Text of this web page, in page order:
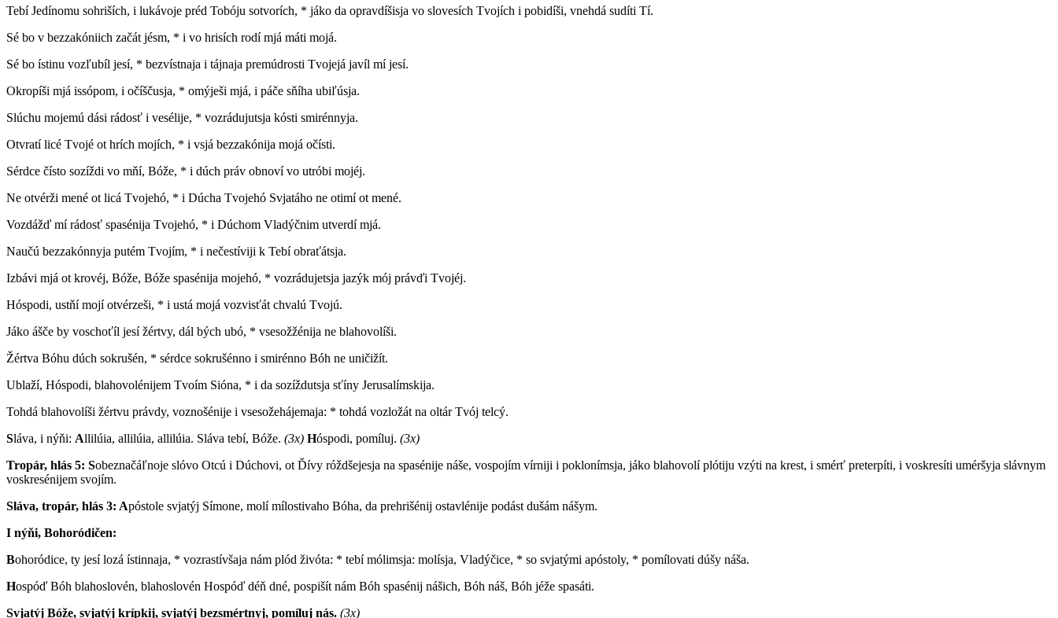
Tebí Jedínomu sohriších, i lukávoje préd Tobóju sotvorích, * jáko da opravdíšisja vo slovesích Tvojích i pobidíši, vnehdá sudíti Tí.
Sé bo v bezzakóniich začát jésm, * i vo hrisích rodí mjá máti mojá.
Sé bo ístinu vozľubíl jesí, * bezvístnaja i tájnaja premúdrosti Tvojejá javíl mí jesí.
Okropíši mjá issópom, i očíščusja, * omýješi mjá, i páče sňíha ubiľúsja.
Slúchu mojemú dási rádosť i vesélije, * vozrádujutsja kósti smirénnyja.
Otvratí licé Tvojé ot hrích mojích, * i vsjá bezzakónija mojá očísti.
Sérdce čísto sozíždi vo mňí, Bóže, * i dúch práv obnoví vo utróbi mojéj.
Ne otvérži mené ot licá Tvojehó, * i Dúcha Tvojehó Svjatáho ne otimí ot mené.
Vozdážď mí rádosť spasénija Tvojehó, * i Dúchom Vladýčnim utverdí mjá.
Naučú bezzakónnyja putém Tvojím, * i nečestíviji k Tebí obraťátsja.
Izbávi mjá ot krovéj, Bóže, Bóže spasénija mojehó, * vozrádujetsja jazýk mój právďi Tvojéj.
Hóspodi, ustňí mojí otvérzeši, * i ustá mojá vozvisťát chvalú Tvojú.
Jáko ášče by voschoťíl jesí žértvy, dál bých ubó, * vsesožžénija ne blahovolíši.
Žértva Bóhu dúch sokrušén, * sérdce sokrušénno i smirénno Bóh ne uničižít.
Ublaží, Hóspodi, blahovolénijem Tvoím Sióna, * i da sozíždutsja sťíny Jerusalímskija.
Tohdá blahovolíši žértvu právdy, voznošénije i vsesožehájemaja: * tohdá vozložát na oltár Tvój telcý.
Sláva, i nýňi: Allilúia, allilúia, allilúia. Sláva tebí, Bóže. (3x) Hóspodi, pomíluj. (3x)
Tropár, hlás 5: Sobeznačáľnoje slóvo Otcú i Dúchovi, ot Ďívy róždšejesja na spasénije náše, vospojím vírniji i poklonímsja, jáko blahovolí plótiju vzýti na krest, i smérť preterpíti, i voskresíti uméršyja slávnym
voskresénijem svojím.
Sláva, tropár, hlás 3: Apóstole svjatýj Símone, molí mílostivaho Bóha, da prehrišénij ostavlénije podást dušám nášym.
I nýňi, Bohoródičen:
Bohoródice, ty jesí lozá ístinnaja, * vozrastívšaja nám plód živóta: * tebí mólimsja: molísja, Vladýčice, * so svjatými apóstoly, * pomílovati dúšy náša.
Hospóď Bóh blahoslovén, blahoslovén Hospóď déň dné, pospišít nám Bóh spasénij nášich, Bóh náš, Bóh jéže spasáti.
Svjatýj Bóže, svjatýj krípkij, svjatýj bezsmértnyj, pomíluj nás. (3x)